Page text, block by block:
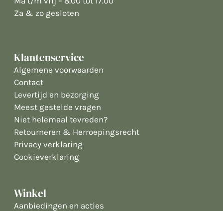
Za & zo gesloten
Klantenservice
Algemene voorwaarden
Contact
Levertijd en bezorging
Meest gestelde vragen
Niet helemaal tevreden?
Retourneren & Herroepingsrecht
Privacy verklaring
Cookieverklaring
Winkel
Aanbiedingen en acties